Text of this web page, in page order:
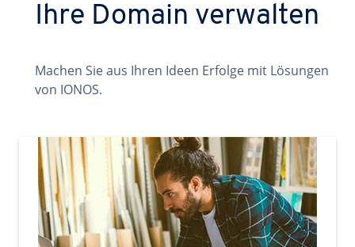
Ihre Domain verwalten
Machen Sie aus Ihren Ideen Erfolge mit Lösungen
von IONOS.